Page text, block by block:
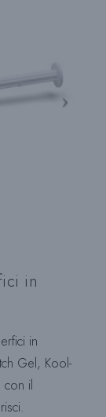
in
in
Gel, Kool-
con il